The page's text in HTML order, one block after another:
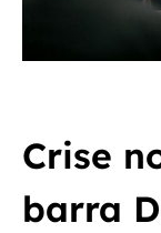
Crise
barra